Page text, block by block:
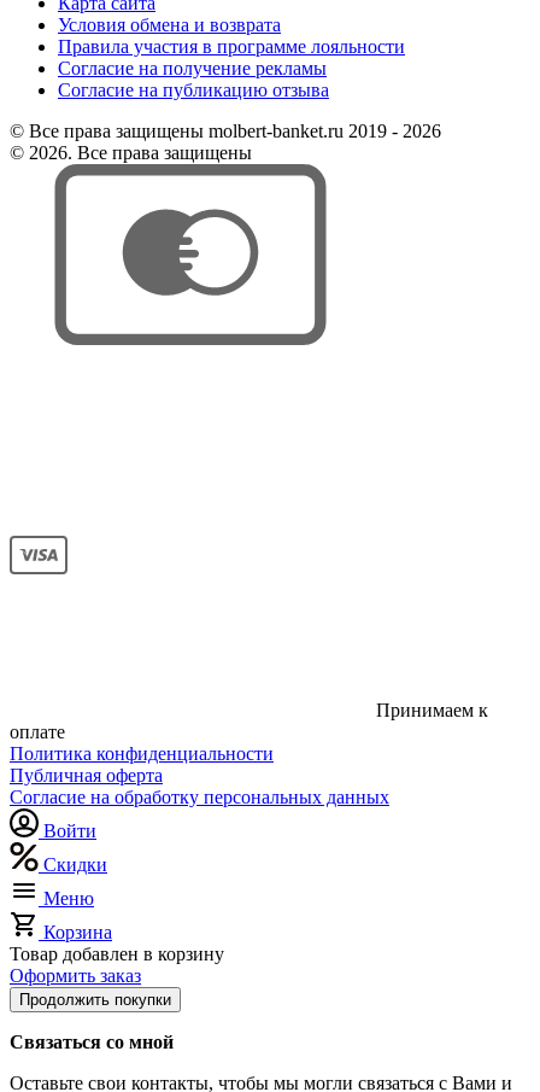
Условия обмена и возврата
Правила участия в программе лояльности
Согласие на получение рекламы
Согласие на публикацию отзыва
© Все права защищены molbert-banket.ru 2019 - 2026
© 2026. Все права защищены
Принимаем к
оплате
Политика конфиденциальности
Публичная оферта
Согласие на обработку персональных данных
Войти
Скидки
Меню
Корзина
Товар добавлен в корзину
Оформить заказ
Продолжить покупки
Связаться со мной
Оставьте свои контакты, чтобы мы могли связаться с Вами и